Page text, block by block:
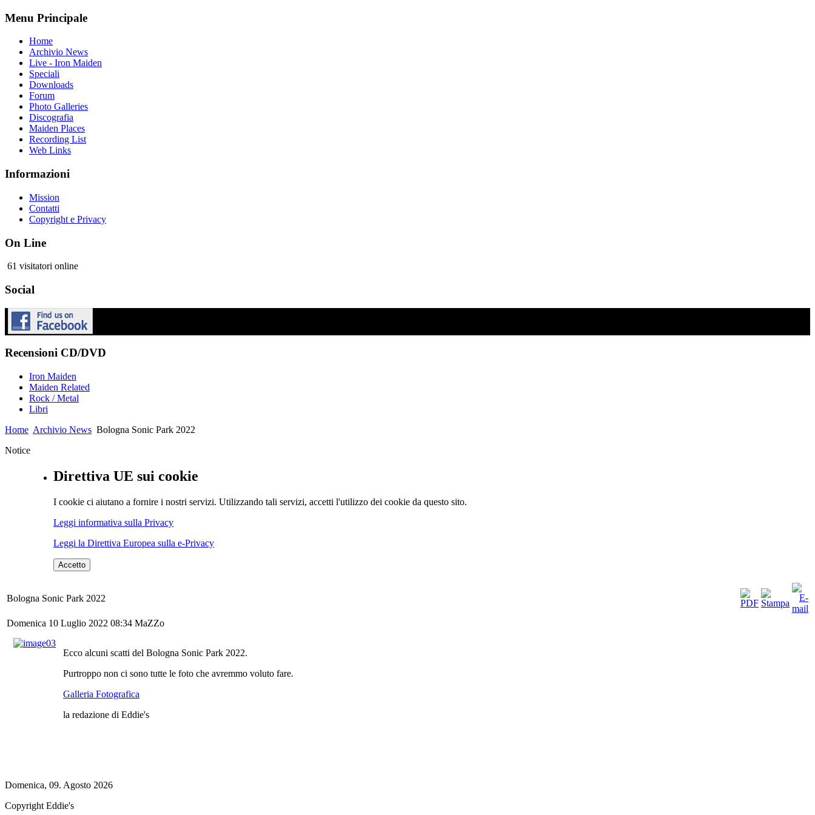
Menu Principale
Home
Archivio News
Live - Iron Maiden
Speciali
Downloads
Forum
Photo Galleries
Discografia
Maiden Places
Recording List
Web Links
Informazioni
Mission
Contatti
Copyright e Privacy
On Line
61 visitatori online
Social
Recensioni CD/DVD
Iron Maiden
Maiden Related
Rock / Metal
Libri
Home Archivio News Bologna Sonic Park 2022
Notice
Direttiva UE sui cookie
I cookie ci aiutano a fornire i nostri servizi. Utilizzando tali servizi, accetti l'utilizzo dei cookie da questo sito.
Leggi informativa sulla Privacy
Leggi la Direttiva Europea sulla e-Privacy
Accetto
Bologna Sonic Park 2022
Domenica 10 Luglio 2022 08:34 MaZZo
Ecco alcuni scatti del Bologna Sonic Park 2022.
Purtroppo non ci sono tutte le foto che avremmo voluto fare.
Galleria Fotografica
la redazione di Eddie's
Domenica, 09. Agosto 2026
Copyright Eddie's